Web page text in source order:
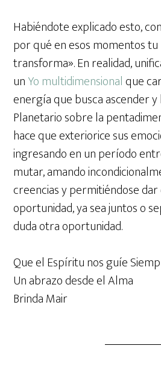
Habiéndote explicado esto,
por qué en esos momentos tu
transforma». En realidad,
unYo multidimensional que
energía que busca ascender
Planetario sobre la
hace que exteriorice sus
ingresando en un período
mutar, amando
creencias y permitiéndose
oportunidad, ya sea juntos o
duda otra oportunidad.
Que el Espíritu nos guíe
Un abrazo desde el Alma
Brinda Mair